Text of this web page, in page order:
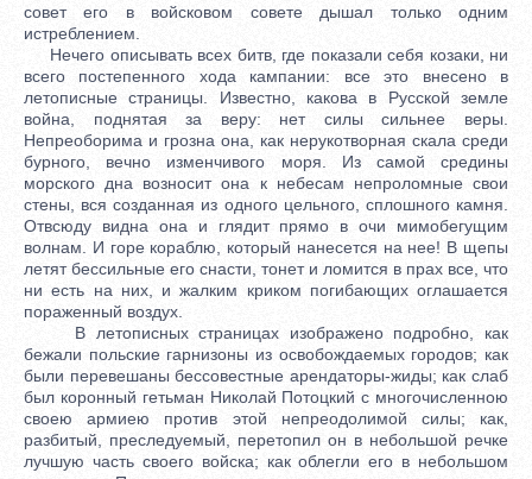
совет его в войсковом совете дышал только одним
истреблением.
Нечего описывать всех битв, где показали себя козаки, ни
всего постепенного хода кампании: все это внесено в
летописные страницы. Известно, какова в Русской земле
война, поднятая за веру: нет силы сильнее веры.
Непреоборима и грозна она, как нерукотворная скала среди
бурного, вечно изменчивого моря. Из самой средины
морского дна возносит она к небесам непроломные свои
стены, вся созданная из одного цельного, сплошного камня.
Отвсюду видна она и глядит прямо в очи мимобегущим
волнам. И горе кораблю, который нанесется на нее! В щепы
летят бессильные его снасти, тонет и ломится в прах все, что
ни есть на них, и жалким криком погибающих оглашается
пораженный воздух.
В летописных страницах изображено подробно, как
бежали польские гарнизоны из освобождаемых городов; как
были перевешаны бессовестные арендаторы-жиды; как слаб
был коронный гетьман Николай Потоцкий с многочисленною
своею армиею против этой непреодолимой силы; как,
разбитый, преследуемый, перетопил он в небольшой речке
лучшую часть своего войска; как облегли его в небольшом